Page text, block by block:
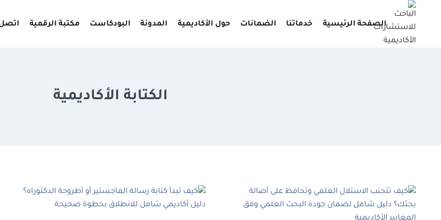
الصفحة الرئيسية خدماتنا الضمانات حول الأكاديمية المدونة البودكاست مكتبة الرقمية اتصل
الكتابة الأكاديمية